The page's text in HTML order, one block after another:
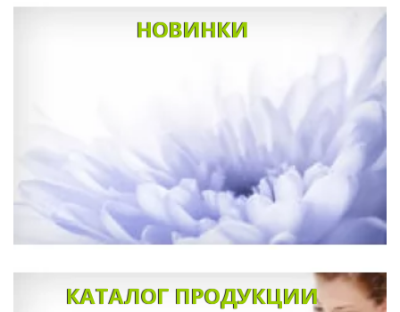
НОВИНКИ
КАТАЛОГ ПРОДУКЦИИ